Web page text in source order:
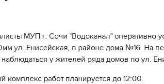
МУП г. Сочи "Водоканал" оперативно
ул. Енисейская, в районе дома №16. На
у жителей ряда домов по ул.
комплекс работ планируется до 12:00.